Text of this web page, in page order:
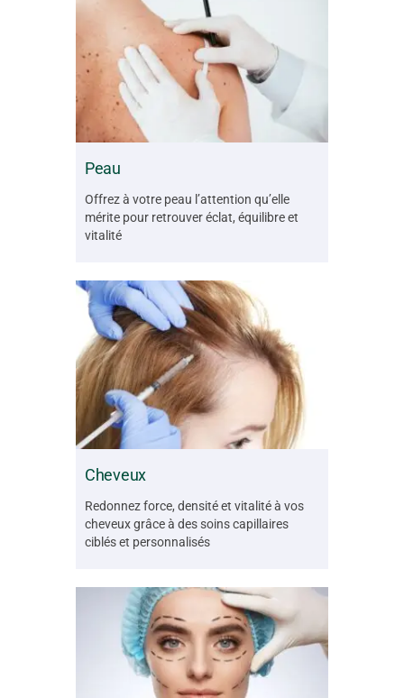
Peau
Offrez à votre peau l’attention qu’elle
mérite pour retrouver éclat, équilibre et
vitalité
Cheveux
Redonnez force, densité et vitalité à vos
cheveux grâce à des soins capillaires
ciblés et personnalisés